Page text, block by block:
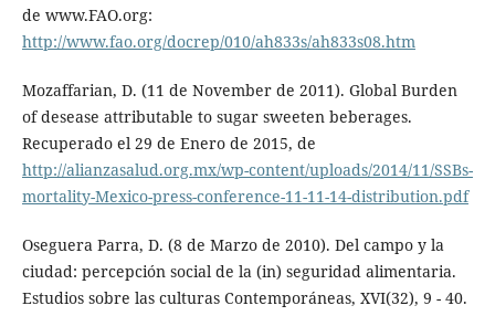
de www.FAO.org:
http://www.fao.org/docrep/010/ah833s/ah833s08.htm
Mozaffarian, D. (11 de November de 2011). Global Burden
of desease attributable to sugar sweeten beberages.
Recuperado el 29 de Enero de 2015, de
http://alianzasalud.org.mx/wp-content/uploads/2014/11/SSBs-
mortality-Mexico-press-conference-11-11-14-distribution.pdf
Oseguera Parra, D. (8 de Marzo de 2010). Del campo y la
ciudad: percepción social de la (in) seguridad alimentaria.
Estudios sobre las culturas Contemporáneas, XVI(32), 9 - 40.